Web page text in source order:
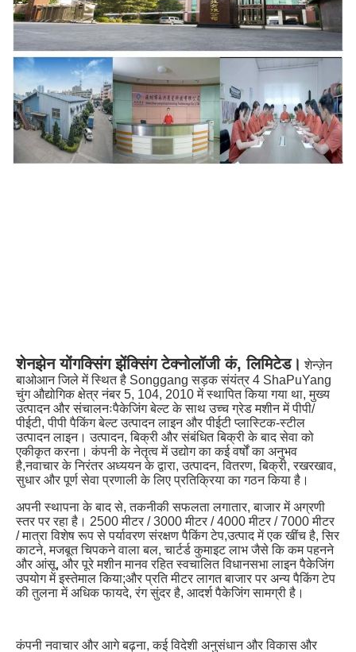
शेनझेन योंगक्सिंग झेंक्सिंग टेक्नोलॉजी कं, लिमिटेड। शेन्ज़ेन
बाओआन जिले में स्थित है Songgang सड़क संयंत्र 4 ShaPuYang
चुंग औद्योगिक क्षेत्र नंबर 5, 104, 2010 में स्थापित किया गया था, मुख्य
उत्पादन और संचालनःपैकेजिंग बेल्ट के साथ उच्च ग्रेड मशीन में पीपी/
पीईटी, पीपी पैकिंग बेल्ट उत्पादन लाइन और पीईटी प्लास्टिक-स्टील
उत्पादन लाइन। उत्पादन, बिक्री और संबंधित बिक्री के बाद सेवा को
एकीकृत करना। कंपनी के नेतृत्व में उद्योग का कई वर्षों का अनुभव
है,नवाचार के निरंतर अध्ययन के द्वारा, उत्पादन, वितरण, बिक्री, रखरखाव,
सुधार और पूर्ण सेवा प्रणाली के लिए प्रतिक्रिया का गठन किया है।
अपनी स्थापना के बाद से, तकनीकी सफलता लगातार, बाजार में अग्रणी
स्तर पर रहा है। 2500 मीटर / 3000 मीटर / 4000 मीटर / 7000 मीटर
/ मात्रा विशेष रूप से पर्यावरण संरक्षण पैकिंग टेप,उत्पाद में एक खींच है, सिर
काटने, मजबूत चिपकने वाला बल, चार्टर्ड कुमाइट लाभ जैसे कि कम पहनने
और आंसू, और पूरे मशीन मानव रहित स्वचालित विधानसभा लाइन पैकेजिंग
उपयोग में इस्तेमाल किया;और प्रति मीटर लागत बाजार पर अन्य पैकिंग टेप
की तुलना में अधिक फायदे, रंग सुंदर है, आदर्श पैकेजिंग सामग्री है।
कंपनी नवाचार और आगे बढ़ना, कई विदेशी अनुसंधान और विकास और